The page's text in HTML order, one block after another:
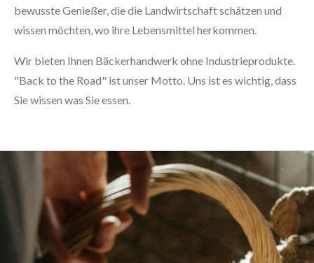
bewusste Genießer, die die Landwirtschaft schätzen und
wissen möchten, wo ihre Lebensmittel herkommen.
Wir bieten Ihnen Bäckerhandwerk ohne Industrieprodukte.
"Back to the Road" ist unser Motto. Uns ist es wichtig, dass
Sie wissen was Sie essen.